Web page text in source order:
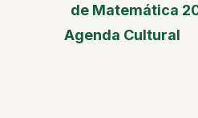
de Matemática
Agenda Cultural